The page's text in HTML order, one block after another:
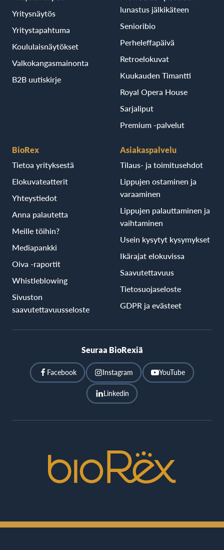
Yritysnäytös
Yritystapahtuma
Koululaisnäytökset
Valkokangasmainonta
B2B uutiskirje
lunastus jälkikäteen
Senioribio
Perheleffapäivä
Retroelokuvat
Kuukauden Timantti
Royal Opera House
Sarjaliput
Premium -palvelut
BioRex
Tietoa yrityksestä
Elokuvateatterit
Yhteystiedot
Anna palautetta
Meille töihin?
Mediapankki
Oiva -raportit
Whistleblowing
Sivuston
saavutettavuusseloste
Asiakaspalvelu
Tilaus- ja toimitusehdot
Lippujen ostaminen ja
varaaminen
Lippujen palauttaminen ja
vaihtaminen
Usein kysytyt kysymykset
Ikärajat elokuvissa
Saavutettavuus
Tietosuojaseloste
GDPR ja evästeet
Seuraa BioRexiä
Facebook Instagram YouTube
Linkedin
Cinemas